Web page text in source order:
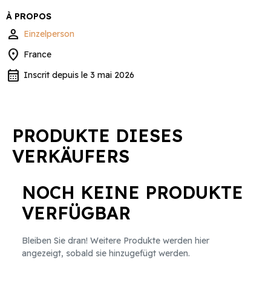
À PROPOS
person Einzelperson
location_on France
calendar_month Inscrit depuis le 3 mai 2026
PRODUKTE DIESES
VERKÄUFERS
NOCH KEINE PRODUKTE
VERFÜGBAR
Bleiben Sie dran! Weitere Produkte werden hier
angezeigt, sobald sie hinzugefügt werden.